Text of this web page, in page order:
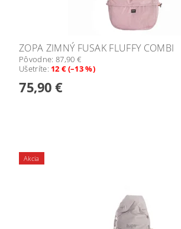
ZOPA ZIMNÝ FUSAK FLUFFY COMBI
Pôvodne: 87,90 €
Ušetríte: 12 € (–13 %)
75,90 €
Akcia